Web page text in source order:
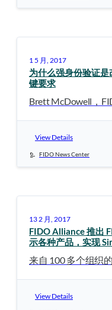
1 5 月, 2017
为什么强身份验证
键要求
Brett McDowell，
View Details
FIDO News Center
13 2 月, 2017
FIDO Alliance 推出
示各种产品，实现
来自 100 多个组织
View Details